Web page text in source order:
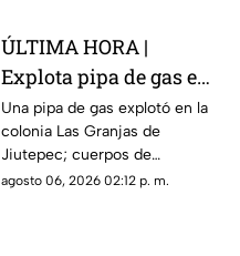
ÚLTIMA HORA |
Explota pipa de gas en
colonia Las Granjas;
esto se sabe del
incendio en Jiutepec
Una pipa de gas explotó en la
colonia Las Granjas de
Jiutepec; cuerpos de
emergencia se movilizaron al
agosto 06, 2026 02:12 p. m.